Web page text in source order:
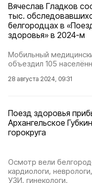
Вячеслав Гладков
тыс.
белгородцах в
здоровья» в 2024-м
Мобильный
объездил 105
28 августа 2024, 09:31
Поезд здоровья
Архангельское
горокруга
Осмотр вели
кардиологи,
УЗИ, гинекологи.